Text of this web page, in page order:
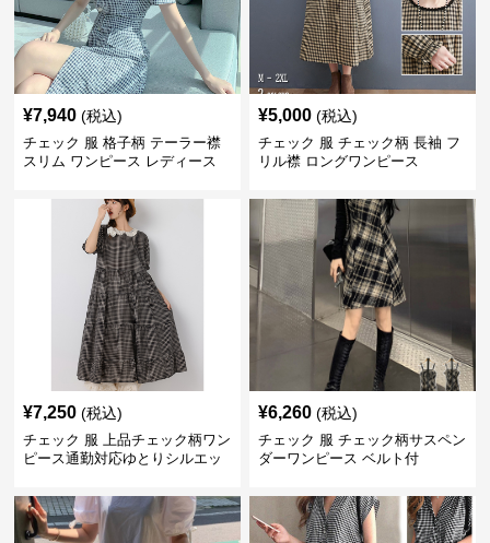
¥7,940 (税込)
チェック 服 格子柄 テーラー襟
スリム ワンピース レディース
¥5,000 (税込)
チェック 服 チェック柄 長袖 フ
リル襟 ロングワンピース
¥7,250 (税込)
チェック 服 上品チェック柄ワン
ピース通勤対応ゆとりシルエッ
¥6,260 (税込)
チェック 服 チェック柄サスペン
ダーワンピース ベルト付